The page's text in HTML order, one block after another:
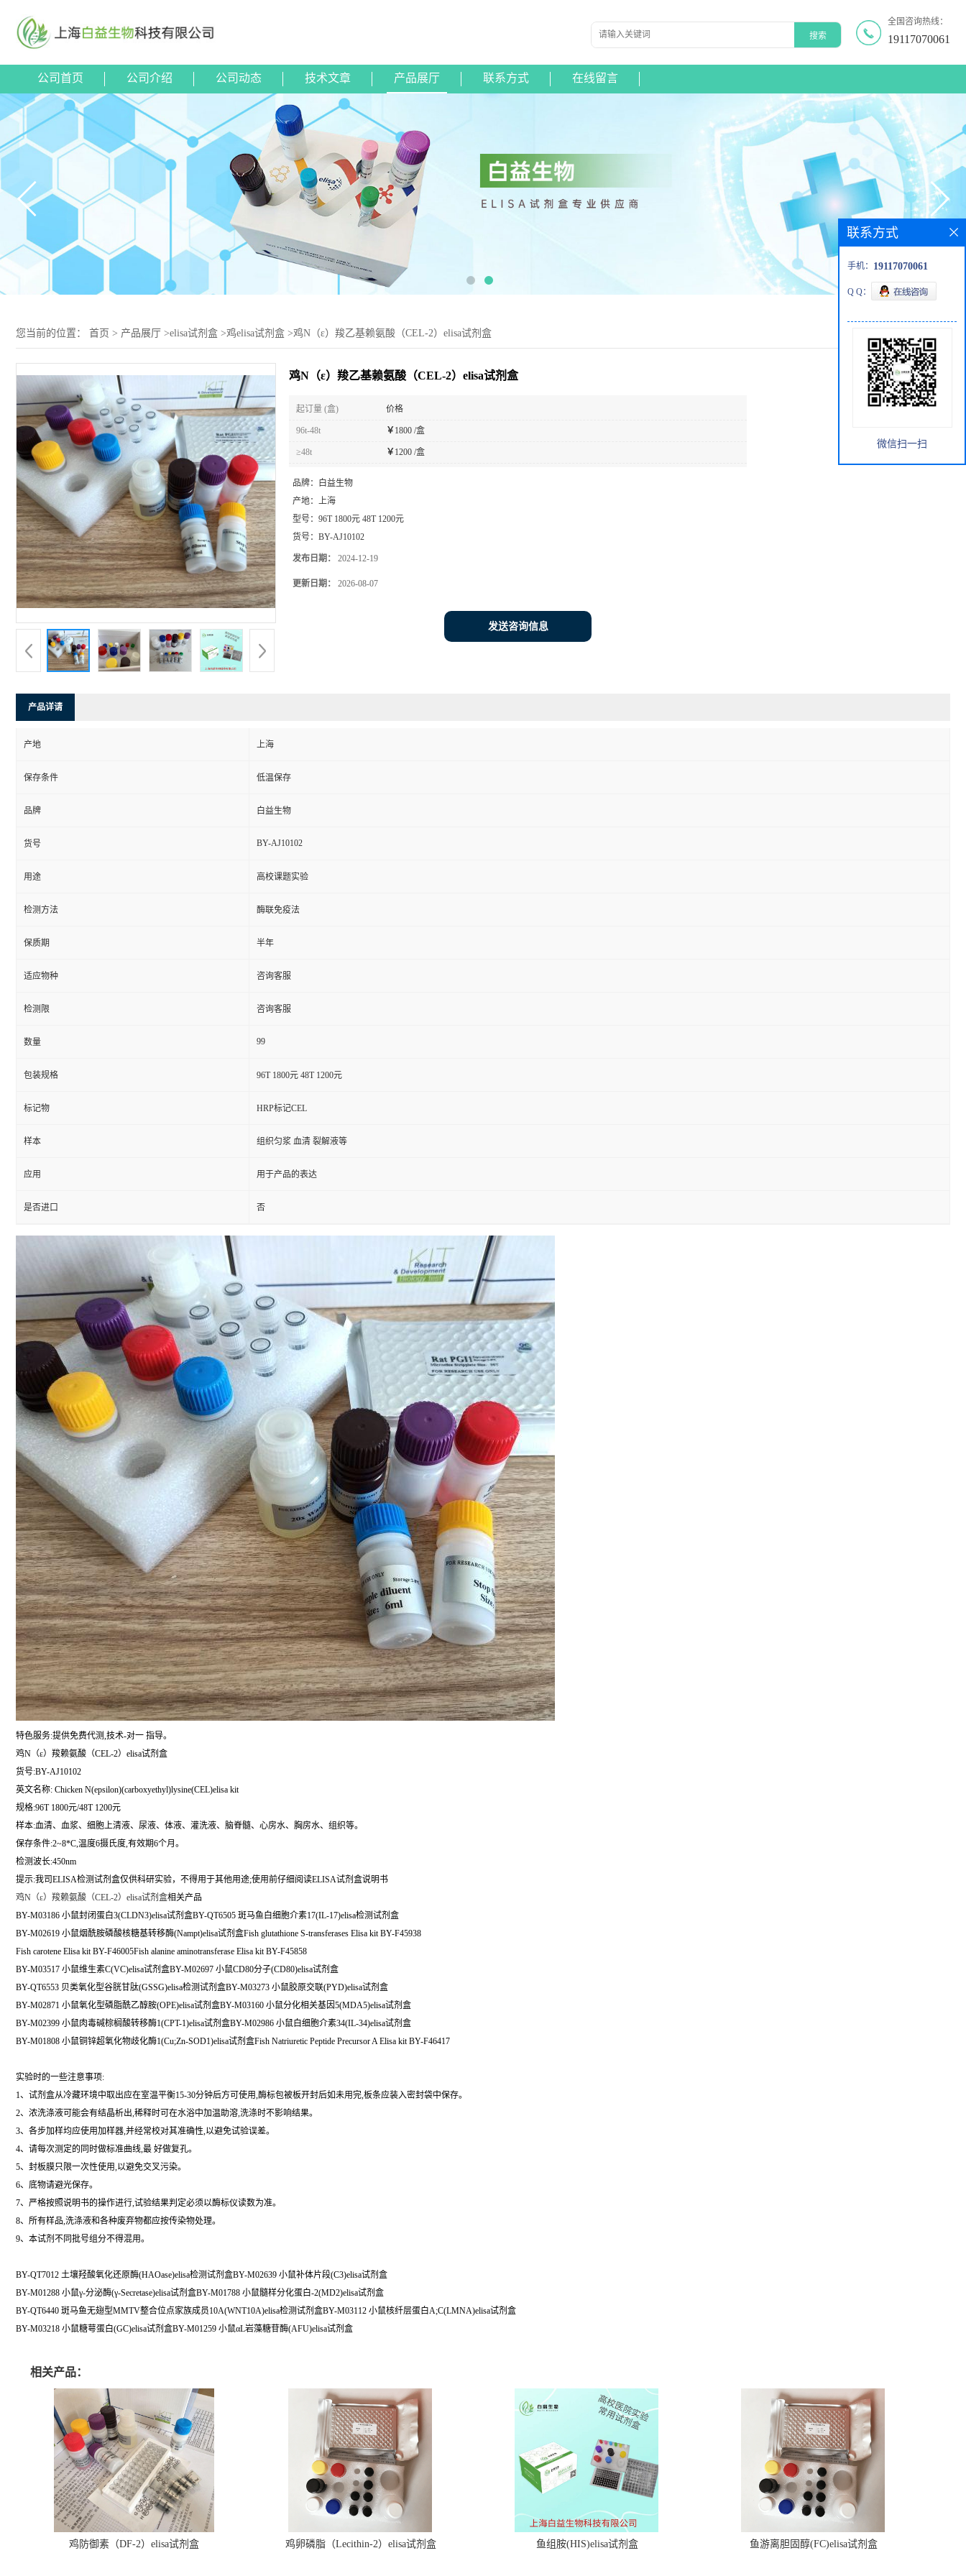
全国咨询热线：
19117070061
公司首页 公司介绍 公司动态 技术文章 产品展厅 联系方式 在线留言
您当前的位置： 首页 > 产品展厅 >elisa试剂盒 >鸡elisa试剂盒 >鸡N（ε）羧乙基赖氨酸（CEL-2）elisa试剂盒
鸡N（ε）羧乙基赖氨酸（CEL-2）elisa试剂盒
起订量 (盒) 价格
96t-48t ￥ 1800 /盒
≥48t ￥ 1200 /盒
品牌：
白益生物
产地： 上海
型号： 96T 1800元 48T 1200元
货号： BY-AJ10102
发布日期： 2024-12-19
更新日期： 2026-08-07
发送咨询信息
产品详请
产地 上海
保存条件 低温保存
品牌 白益生物
货号 BY-AJ10102
用途 高校课题实验
检测方法 酶联免疫法
保质期 半年
适应物种 咨询客服
检测限 咨询客服
数量 99
包装规格 96T 1800元 48T 1200元
标记物 HRP标记CEL
样本 组织匀浆 血清 裂解液等
应用 用于产品的表达
是否进口 否
特色服务:提供免费代测,技术-对一 指导。
鸡N（ε）羧赖氨酸（CEL-2）elisa试剂盒
货号:BY-AJ10102
英文名称: Chicken N(epsilon)(carboxyethyl)lysine(CEL)elisa kit
规格:96T 1800元/48T 1200元
样本:血清、血浆、细胞上清液、尿液、体液、灌洗液、脑脊髓、心房水、胸房水、组织等。
保存条件:2~8*C,温度6摄氏度,有效期6个月。
检测波长:450nm
提示:我司ELISA检测试剂盒仅供科研实验，不得用于其他用途;使用前仔细阅读ELISA试剂盒说明书
鸡N（ε）羧赖氨酸（CEL-2）elisa试剂盒相关产品
BY-M03186 小鼠封闭蛋白3(CLDN3)elisa试剂盒BY-QT6505 斑马鱼白细胞介素17(IL-17)elisa检测试剂盒
BY-M02619 小鼠烟酰胺磷酸核糖基转移酶(Nampt)elisa试剂盒Fish glutathione S-transferases Elisa kit BY-F45938
Fish carotene Elisa kit BY-F46005Fish alanine aminotransferase Elisa kit BY-F45858
BY-M03517 小鼠维生素C(VC)elisa试剂盒BY-M02697 小鼠CD80分子(CD80)elisa试剂盒
BY-QT6553 贝类氧化型谷胱甘肽(GSSG)elisa检测试剂盒BY-M03273 小鼠胶原交联(PYD)elisa试剂盒
BY-M02871 小鼠氧化型磷脂酰乙醇胺(OPE)elisa试剂盒BY-M03160 小鼠分化相关基因5(MDA5)elisa试剂盒
BY-M02399 小鼠肉毒碱棕榈酸转移酶1(CPT-1)elisa试剂盒BY-M02986 小鼠白细胞介素34(IL-34)elisa试剂盒
BY-M01808 小鼠铜锌超氧化物歧化酶1(Cu;Zn-SOD1)elisa试剂盒Fish Natriuretic Peptide Precursor A Elisa kit BY-F46417
实验时的一些注意事项:
1、试剂盒从冷藏环境中取出应在室温平衡15-30分钟后方可使用,酶标包被板开封后如未用完,板条应装入密封袋中保存。
2、浓洗涤液可能会有结晶析出,稀释时可在水浴中加温助溶,洗涤时不影响结果。
3、各步加样均应使用加样器,并经常校对其准确性,以避免试验误差。
4、请每次测定的同时做标准曲线,最 好做复孔。
5、封板膜只限一次性使用,以避免交叉污染。
6、底物请避光保存。
7、严格按照说明书的操作进行,试验结果判定必须以酶标仪读数为准。
8、所有样品,洗涤液和各种废弃物都应按传染物处理。
9、本试剂不同批号组分不得混用。
BY-QT7012 土壤羟酸氧化还原酶(HAOase)elisa检测试剂盒BY-M02639 小鼠补体片段(C3)elisa试剂盒
BY-M01288 小鼠γ-分泌酶(γ-Secretase)elisa试剂盒BY-M01788 小鼠髓样分化蛋白-2(MD2)elisa试剂盒
BY-QT6440 斑马鱼无翅型MMTV整合位点家族成员10A(WNT10A)elisa检测试剂盒BY-M03112 小鼠核纤层蛋白A;C(LMNA)elisa试剂盒
BY-M03218 小鼠糖萼蛋白(GC)elisa试剂盒BY-M01259 小鼠αL岩藻糖苷酶(AFU)elisa试剂盒
相关产品：
鸡防御素（DF-2）elisa试剂盒 鸡卵磷脂（Lecithin-2）elisa试剂盒 鱼组胺(HIS)elisa试剂盒 鱼游离胆固醇(FC)elisa试剂盒
联系方式
手机： 19117070061
Q Q：
微信扫一扫